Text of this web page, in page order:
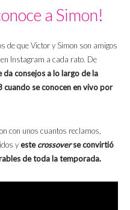
a Simon!
de que Victor y Simon son amigos
en Instagram a cada rato. De
da consejos a lo largo de la
cuando se conocen en vivo por
con unos cuantos reclamos,
yestecrossoverse convirtió
de toda la temporada.